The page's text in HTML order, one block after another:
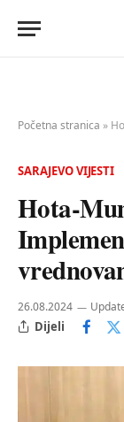
Početna stranica »
SARAJEVO VIJESTI
Hota-
26.08.2024
Dijeli